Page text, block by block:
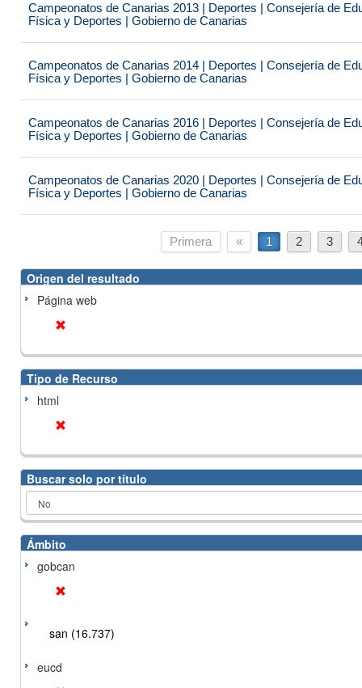
Campeonatos de Canarias 2013 | Deportes | Consejería de
Física y Deportes | Gobierno de Canarias
Campeonatos de Canarias 2014 | Deportes | Consejería de
Física y Deportes | Gobierno de Canarias
Campeonatos de Canarias 2016 | Deportes | Consejería de
Física y Deportes | Gobierno de Canarias
Campeonatos de Canarias 2020 | Deportes | Consejería de
Física y Deportes | Gobierno de Canarias
Primera « 1 2 3
Origen del resultado
Página web
Tipo de Recurso
html
Buscar solo por título
Ámbito
gobcan
san (16.737)
eucd